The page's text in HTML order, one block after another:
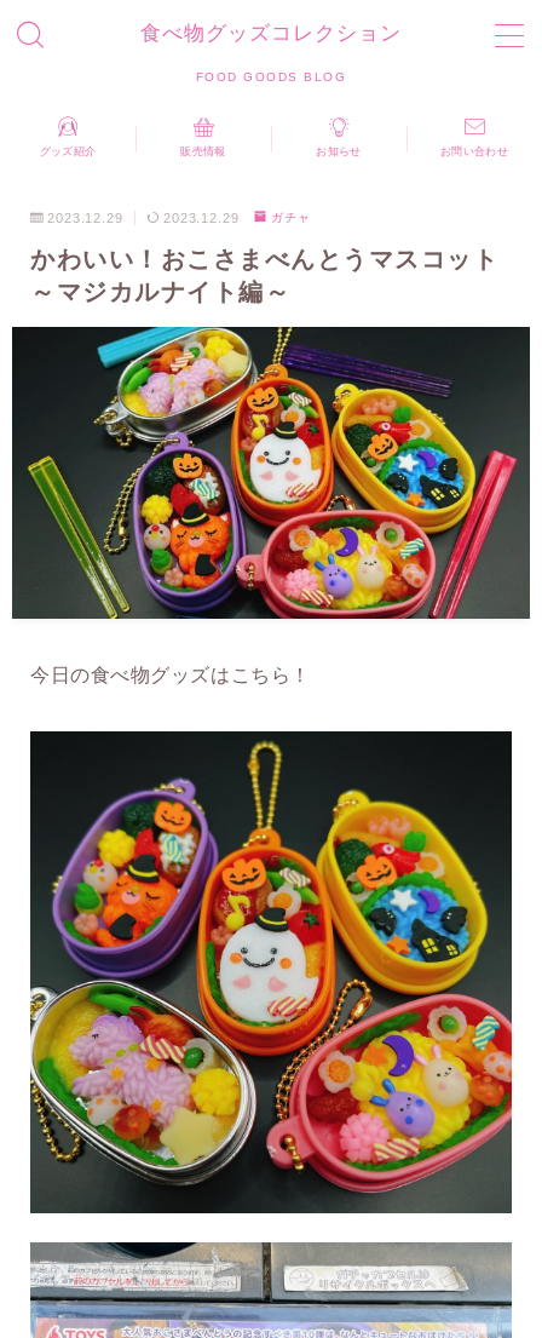
食べ物グッズコレクション
FOOD GOODS BLOG
プライバシーポリシー
運営者情報
グッズ紹介 販売情報 お知らせ お問い合わせ
2023.12.29 2023.12.29 ガチャ
かわいい！おこさまべんとうマスコット
～マジカルナイト編～
今日の食べ物グッズはこちら！